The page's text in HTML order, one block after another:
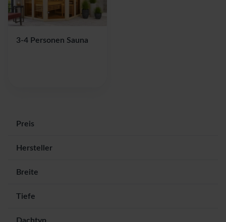
3-4 Personen Sauna
Preis
Hersteller
Breite
Tiefe
Dachtyp